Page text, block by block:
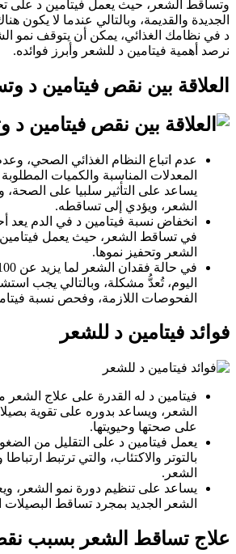
وتساقط الشعر، حيث يعمل فيتامين د على
الجديدة والقديمة، وبالتالي عندما لا يكون
د في نظامك الغذائي، يمكن أن يتوقف نمو
نرصد أهمية فيتامين د للشعر وأبرز فوائده.
العلاقة بين نقص فيتامين د
عدم اتباع النظام الغذائي الصحي،
المعدلات المناسبة والكميات
يساعد على التأثير سلبيا على الصحة،
الشعر، ويؤدي إلى تساقطه.
انخفاض نسبة فيتامين د في الدم يعد
في تساقط الشعر، حيث يعمل
الشعر وتحفيز نموها.
اليوم، تُعدُّ مشكلة، وبالتالي يجب
الفحوصات اللازمة، وفحص نسبة
فوائد فيتامين د للشعر
فيتامين د له القدرة على علاج
الشعر، ويساعد بدوره على تقوية
على صحتها وحيويتها.
يعمل فيتامين د على التقليل من
بالتوتر والاكتئاب، والتي ترتبط
الشعر.
يساعد على تنظيم دورة نمو الشعر،
الشعر الجديد بمجرد تساقط البصيلات
علاج تساقط الشعر بسبب